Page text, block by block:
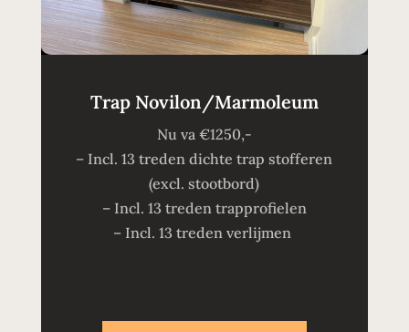
Trap Novilon/Marmoleum
Nu va €1250,-
– Incl. 13 treden dichte trap stofferen
(excl. stootbord)
– Incl. 13 treden trapprofielen
– Incl. 13 treden verlijmen